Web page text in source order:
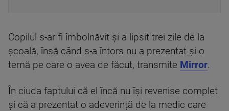
Copilul s-ar fi îmbolnăvit și a lipsit trei zile de la
școală, însă când s-a întors nu a prezentat și o
temă pe care o avea de făcut, transmite Mirror.
În ciuda faptului că el încă nu își revenise complet
și că a prezentat o adeverință de la medic care